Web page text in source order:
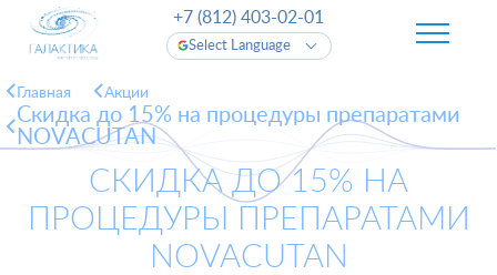
Select Language
+7 (812) 403-02-01
Главная Акции
Скидка до 15% на процедуры препаратами
NOVACUTAN
СКИДКА ДО 15% НА
ПРОЦЕДУРЫ ПРЕПАРАТАМИ
NOVACUTAN